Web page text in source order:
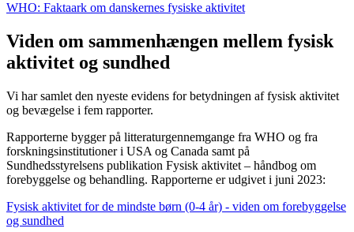
WHO: Faktaark om danskernes fysiske aktivitet
Viden om sammenhængen mellem fysisk
aktivitet og sundhed
Vi har samlet den nyeste evidens for betydningen af fysisk aktivitet
og bevægelse i fem rapporter.
Rapporterne bygger på litteraturgennemgange fra WHO og fra
forskningsinstitutioner i USA og Canada samt på
Sundhedsstyrelsens publikation Fysisk aktivitet – håndbog om
forebyggelse og behandling. Rapporterne er udgivet i juni 2023:
Fysisk aktivitet for de mindste børn (0-4 år) - viden om forebyggelse
og sundhed